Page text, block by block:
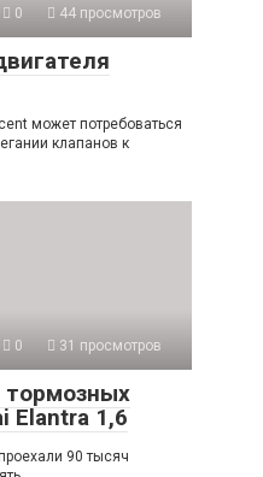
0 44 просмотров
может потребоваться
клапанов к
0 31 просмотров
тормозных
Elantra 1,6
90 тысяч